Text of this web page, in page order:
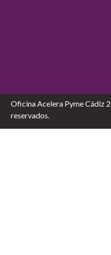
Oficina Acelera Pyme Cádiz
reservados.